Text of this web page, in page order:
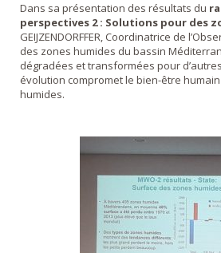
Dans sa présentation des résultats du
perspectives 2 : Solutions pour des
GEIJZENDORFFER, Coordinatrice de
des zones humides du bassin
dégradées et transformées pour
évolution compromet le bien-être
humides.